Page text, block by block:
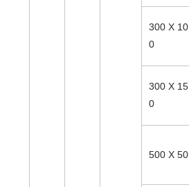
300 X 10
0
300 X 15
0
500 X 50